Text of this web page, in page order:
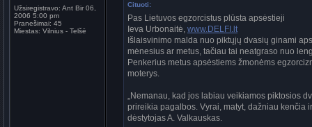
Užsiregistravo: Ant Bir 06,
2006 5:00 pm
Pranešimai: 45
Miestas: Vilnius - Telšē
Cituoti:
Pas Lietuvos egzorcistus plūsta apsėstieji
Ieva Urbonaitė, www.DELFI.lt
Išlaisvinimo malda nuo piktųjų dvasių ginami
mėnesius ar metus, tačiau tai neatgraso nuo
Penkerius metus apsėstiems žmonėms
moterys.
„Nemanau, kad jos labiau veikiamos piktosios
prireikia pagalbos. Vyrai, matyt, dažniau kenčia
dėstytojas A. Valkauskas.